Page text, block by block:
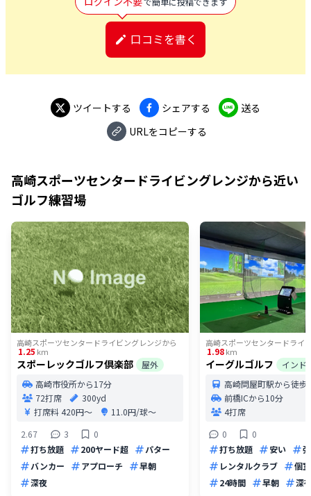
口コミを書く
ツイートする シェアする
送る
URLをコピーする
高崎スポーツセンタードライビングレンジから近い
ゴルフ練習場
高崎スポーツセンタードライビングレンジから
1.25 km
スポーレックゴルフ倶楽部
屋外
高崎市役所から17分
72打席
300yd
打席料420円〜
11.0円/球〜
2.67
3
0
打ち放題
200ヤード超
パター
バンカー
アプローチ
早朝
深夜
高崎スポーツセンタードライ
1.98km
イーグルゴルフ
インド
高崎問屋町駅から徒歩
前橋ICから10分
4打席
0
0
打ち放題
安い
レンタルクラブ
個
24時間
早朝 深